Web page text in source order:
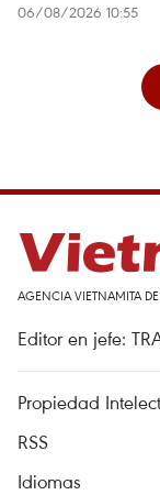
06/08/2026 10:55
AGENCIA VIETNAMITA
Editor en jefe:
Propiedad
RSS
Idiomas